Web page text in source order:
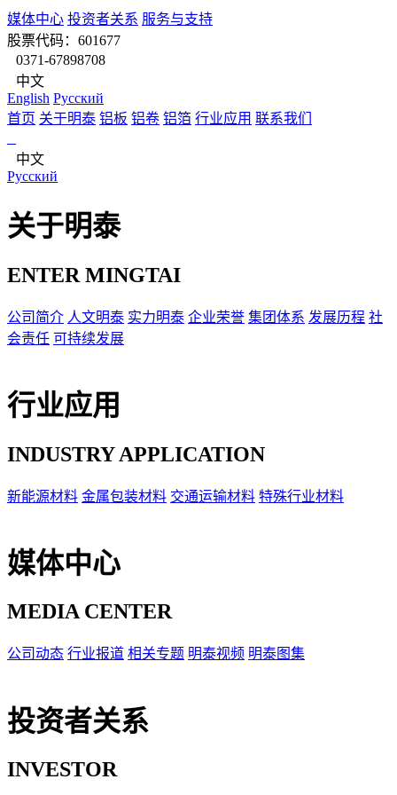
媒体中心 投资者关系 服务与支持
股票代码：601677
0371-67898708
中文
English Pусский
首页 关于明泰 铝板 铝卷 铝箔 行业应用 联系我们
中文
Pусский
关于明泰
ENTER MINGTAI
公司简介 人文明泰 实力明泰 企业荣誉 集团体系 发展历程 社
会责任 可持续发展
行业应用
INDUSTRY APPLICATION
新能源材料 金属包装材料 交通运输材料 特殊行业材料
媒体中心
MEDIA CENTER
公司动态 行业报道 相关专题 明泰视频 明泰图集
投资者关系
INVESTOR